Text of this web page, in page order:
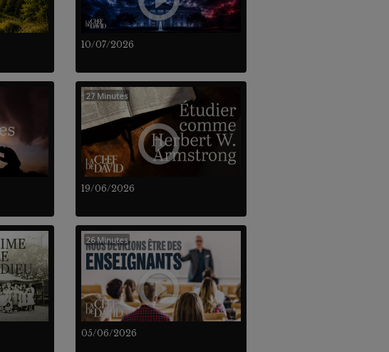
10/07/2026
19/06/2026
27 Minutes
05/06/2026
26 Minutes